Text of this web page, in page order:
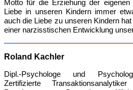
Motto für die Erziehung der
Liebe in unseren Kindern immer
auch die Liebe zu unseren Kindern
einer narzisstischen Entwicklung
Roland Kachler
Dipl.-Psychologe und
Zertifizierte